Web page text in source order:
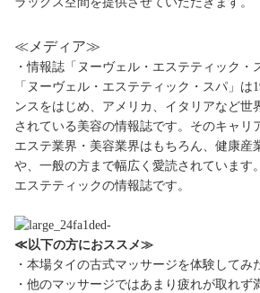
≪メディア≫
・情報誌「ヌーヴェル・エステティック・
「ヌーヴェル・エステティック・スパ」は
ンスをはじめ、アメリカ、イタリアなど世
されている美容の情報誌です。そのキャリ
エステ業界・美容業界はもちろん、健康産
や、一般の方まで幅広く愛読されています
エステティックの情報誌です。
≪以下の方におススメ≫
・本場タイの古式マッサージを体験してみ
・他のマッサージではあまり疲れが取れず